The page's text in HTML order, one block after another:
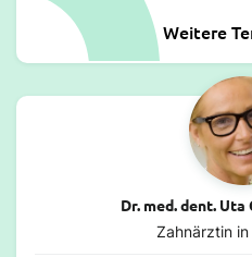
Weitere
Dr. med. dent.
Zahnärztin